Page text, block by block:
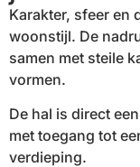
Karakter, sfeer en
woonstijl. De
samen met steile
vormen.
De hal is direct
met toegang tot
verdieping.